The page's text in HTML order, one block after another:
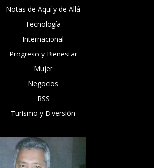
Notas de Aquí y de Allá
Tecnología
Internacional
Progreso y Bienestar
Mujer
Negocios
RSS
Turismo y Diversión